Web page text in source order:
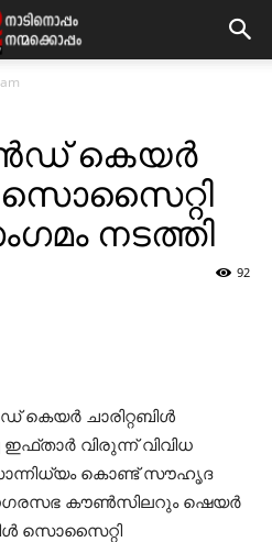
കെയര്‍
സൊസൈറ്റി
നടത്തി
92
ചാരിറ്റബിള്‍
ഇഫ്താര്‍ വിരുന്ന് വിവിധ
കൊണ്ട് സൗഹൃദ
നഗരസഭ കൗണ്‍സിലറും ഷെയര്‍
സൊസൈറ്റി